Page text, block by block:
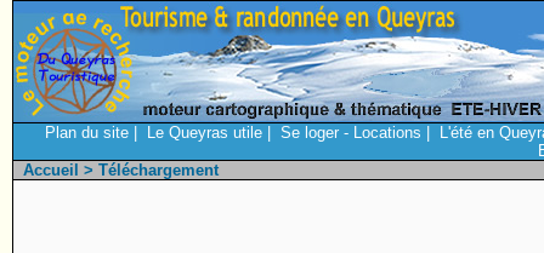
Plan du site Le Queyras utile Se loger - Locations
L'été en
Accueil > Téléchargement